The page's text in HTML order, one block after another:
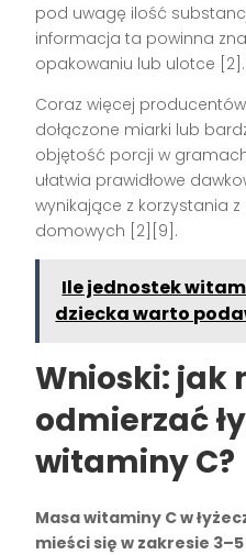
pod uwagę ilość
informacja ta powinna
opakowaniu lub ulotce [2] .
Coraz więcej
dołączone miarki lub
objętość porcji w
ułatwia prawidłowe
wynikające z korzystania z
domowych [2][9] .
Ile jednostek
dziecka warto
Wnioski: jak
odmierzać
witaminy C?
Masa witaminy C w
mieści się w zakresie